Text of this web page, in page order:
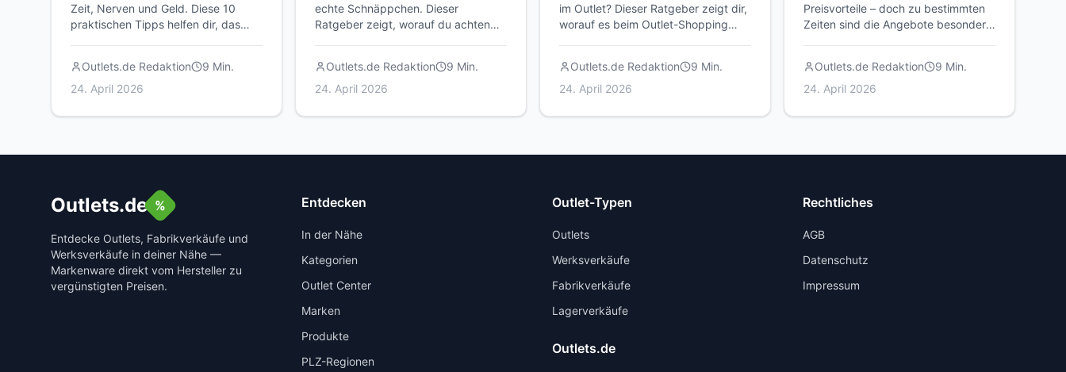
Zeit, Nerven und Geld. Diese 10
praktischen Tipps helfen dir, das
Lagerverkäufen herauszuholen.
Outlets.de Redaktion 9 Min.
24. April 2026
echte Schnäppchen. Dieser
Ratgeber zeigt, worauf du achten
Besuch herausholst.
Outlets.de Redaktion 9 Min.
24. April 2026
im Outlet? Dieser Ratgeber zeigt dir,
worauf es beim Outlet-Shopping
Qualitätscheck.
Outlets.de Redaktion 9 Min.
24. April 2026
Preisvorteile – doch zu bestimmten
Zeiten sind die Angebote besonders
Outlets.de Redaktion 9 Min.
24. April 2026
Outlets.de %
Entdecke Outlets, Fabrikverkäufe und
Werksverkäufe in deiner Nähe —
Markenware direkt vom Hersteller zu
vergünstigten Preisen.
Entdecken
In der Nähe
Kategorien
Outlet Center
Marken
Produkte
PLZ-Regionen
Outlet-Typen
Outlets
Werksverkäufe
Fabrikverkäufe
Lagerverkäufe
Outlets.de
Rechtliches
AGB
Datenschutz
Impressum